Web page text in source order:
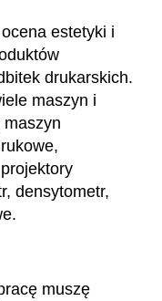
estetyki i
drukarskich.
maszyn i
densytometr,
muszę